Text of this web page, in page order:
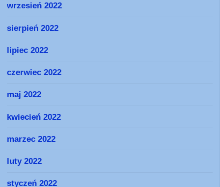
wrzesień 2022
sierpień 2022
lipiec 2022
czerwiec 2022
maj 2022
kwiecień 2022
marzec 2022
luty 2022
styczeń 2022